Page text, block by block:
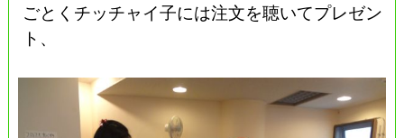
ごとくチッチャイ子には注文を聴いてプレゼン
ト、